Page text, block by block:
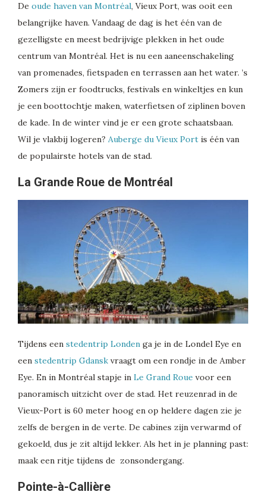
De oude haven van Montréal, Vieux Port, was ooit een
belangrijke haven. Vandaag de dag is het één van de
gezelligste en meest bedrijvige plekken in het oude
centrum van Montréal. Het is nu een aaneenschakeling
van promenades, fietspaden en terrassen aan het water. ’s
Zomers zijn er foodtrucks, festivals en winkeltjes en kun
je een boottochtje maken, waterfietsen of ziplinen boven
de kade. In de winter vind je er een grote schaatsbaan.
Wil je vlakbij logeren? Auberge du Vieux Port is één van
de populairste hotels van de stad.
La Grande Roue de Montréal
Tijdens een stedentrip Londen ga je in de Londel Eye en
een stedentrip Gdansk vraagt om een rondje in de Amber
Eye. En in Montréal stapje in Le Grand Roue voor een
panoramisch uitzicht over de stad. Het reuzenrad in de
Vieux-Port is 60 meter hoog en op heldere dagen zie je
zelfs de bergen in de verte. De cabines zijn verwarmd of
gekoeld, dus je zit altijd lekker. Als het in je planning past:
maak een ritje tijdens de zonsondergang.
Pointe-à-Callière